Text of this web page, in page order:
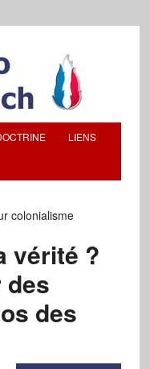
LIENS
colonialisme
vérité ?
des
des